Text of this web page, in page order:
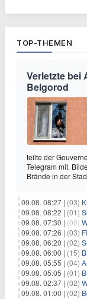
TOP-THEMEN
Verletzte bei
Belgorod
teilte der
Telegram mit.
Brände in der
09.08. 08:27 | (03)
09.08. 08:22 | (01)
09.08. 07:30 | (00)
09.08. 07:26 | (03)
09.08. 06:20 | (02)
09.08. 06:00 | (15)
09.08. 05:55 | (04)
09.08. 05:05 | (01)
09.08. 02:37 | (02)
09.08. 01:00 | (02)